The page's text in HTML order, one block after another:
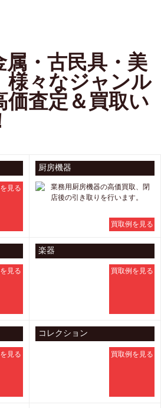
属・古民具・美
様々なジャンル
価査定＆買取い
見る
厨房機器
業務用厨房機器の高価買取、閉
店後の引き取りを行います。
買取例を見る
見る
楽器
買取例を見る
見る
コレクション
買取例を見る